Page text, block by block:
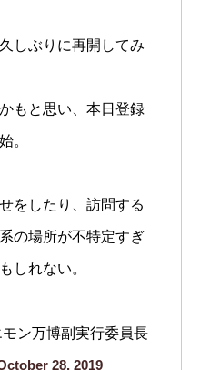
しぶりに再開してみ
もと思い、本日登録
。
をしたり、訪問する
の場所が不特定すぎ
しれない。
ン万博副実行委員長
28, 2019